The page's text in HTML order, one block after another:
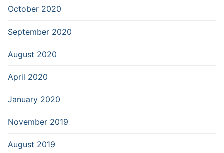
October 2020
September 2020
August 2020
April 2020
January 2020
November 2019
August 2019